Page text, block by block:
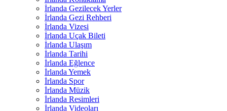
İrlanda Gezilecek Yerler
İrlanda Gezi Rehberi
İrlanda Vizesi
İrlanda Uçak Bileti
İrlanda Ulaşım
İrlanda Tarihi
İrlanda Eğlence
İrlanda Yemek
İrlanda Spor
İrlanda Müzik
İrlanda Resimleri
İrlanda Videoları